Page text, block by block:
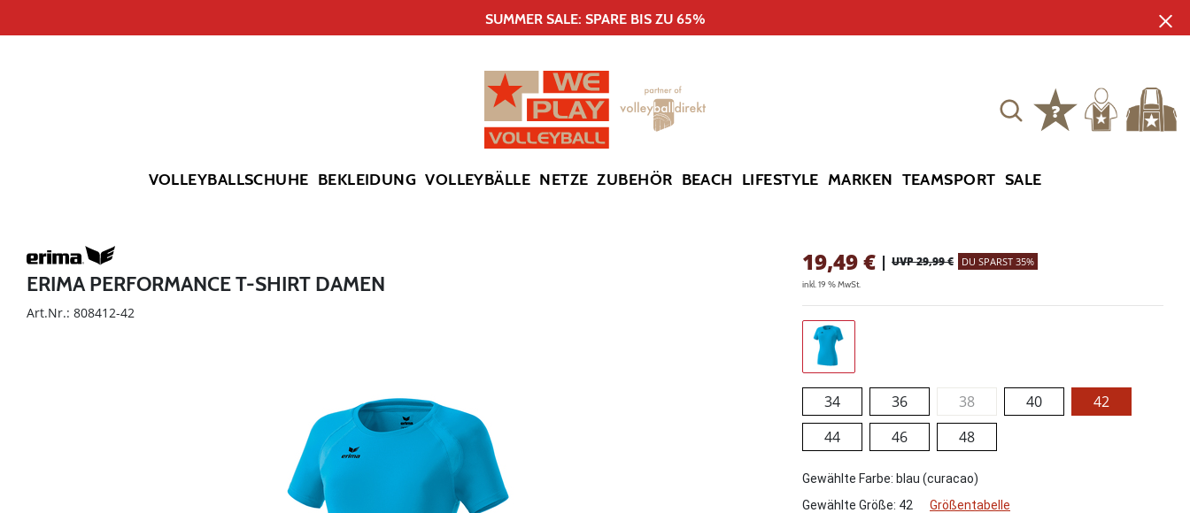
SUMMER SALE: SPARE BIS ZU 65%
VOLLEYBALLSCHUHE BEKLEIDUNG VOLLEYBÄLLE NETZE ZUBEHÖR BEACH LIFESTYLE MARKEN TEAMSPORT SALE
ERIMA PERFORMANCE T-SHIRT DAMEN
Art.Nr.: 808412-42
19,49€ | UVP 29,99 € DU SPARST 35%
inkl. 19 % MwSt.
34 36 38 40
42
44
46 48
Gewählte Farbe: blau (curacao)
Gewählte Größe: 42 Größentabelle